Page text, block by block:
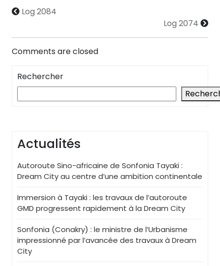
Log 2084
Log 2074
Comments are closed
Rechercher
Actualités
Autoroute Sino-africaine de Sonfonia Tayaki :
Dream City au centre d’une ambition continentale
Immersion à Tayaki : les travaux de l’autoroute
GMD progressent rapidement à la Dream City
Sonfonia (Conakry) : le ministre de l’Urbanisme
impressionné par l’avancée des travaux à Dream
City